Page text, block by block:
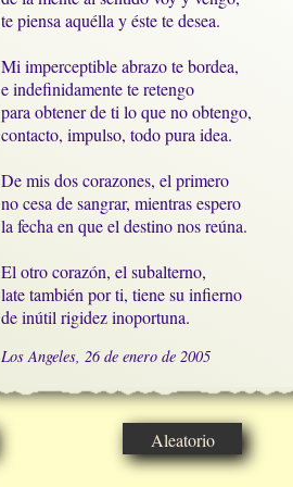
te piensa aquélla y éste te desea.
Mi imperceptible abrazo te bordea,
e indefinidamente te retengo
para obtener de ti lo que no obtengo,
contacto, impulso, todo pura idea.
De mis dos corazones, el primero
no cesa de sangrar, mientras espero
la fecha en que el destino nos reúna.
El otro corazón, el subalterno,
late también por ti, tiene su infierno
de inútil rigidez inoportuna.
Los Angeles, 26 de enero de 2005
Aleatorio